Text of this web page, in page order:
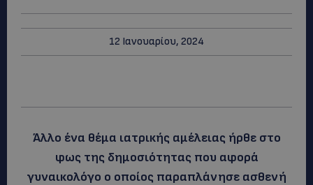
12 Ιανουαρίου, 2024
Άλλο ένα θέμα ιατρικής αμέλειας ήρθε στο
φως της δημοσιότητας που αφορά
γυναικολόγο ο οποίος παραπλάνησε ασθενή